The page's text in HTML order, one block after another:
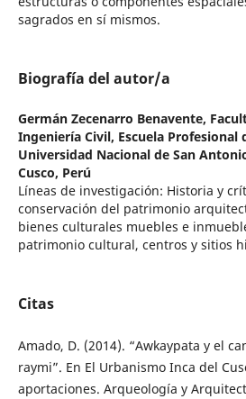
sagrados en sí mismos.
Biografía del autor/a
Germán Zecenarro Benavente,
Ingeniería Civil, Escuela Profesional
Universidad Nacional de San
Cusco, Perú
Líneas de investigación: Historia y
conservación del patrimonio
bienes culturales muebles e
patrimonio cultural, centros y sitios
Citas
Amado, D. (2014). “Awkaypata y el
raymi”. En El Urbanismo Inca del
aportaciones. Arqueología y